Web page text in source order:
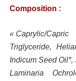
Composition :
« Caprylic/Capric
Triglyceride,
Indicum Seed Oil*,
Laminaria